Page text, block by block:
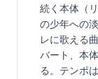
続く本体（
の少年への
レに歌える
バート、本
る。テンポ